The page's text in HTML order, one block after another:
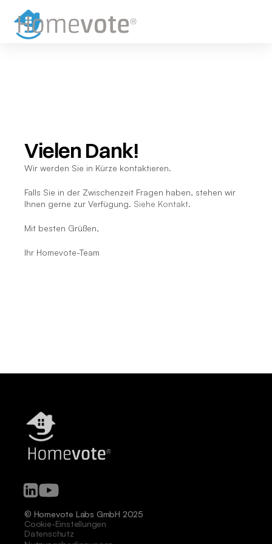
Vielen Dank!
Wir werden Sie in Kürze kontaktieren.
Falls Sie in der Zwischenzeit Fragen haben, stehen wir
Ihnen gerne zur Verfügung. Siehe Kontakt.
Mit besten Grüßen,
Ihr Homevote-Team
© Homevote Labs GmbH 2025
Cookie-Einstellungen
Datenschutz